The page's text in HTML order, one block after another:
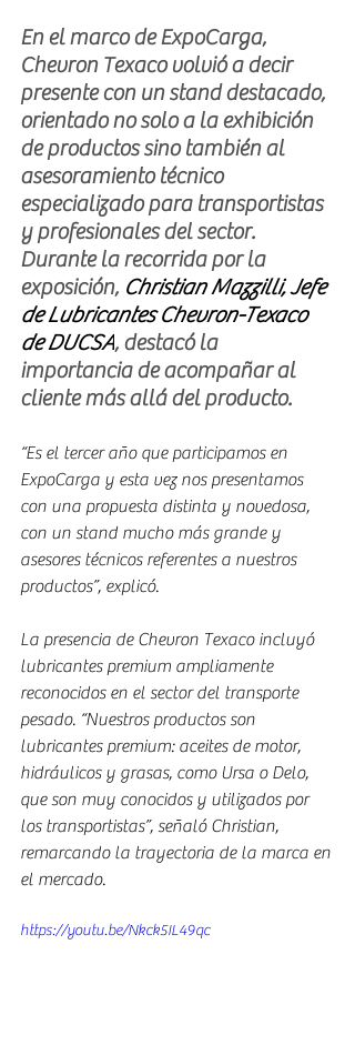
En el marco de ExpoCarga,
Chevron Texaco volvió a decir
presente con un stand destacado,
orientado no solo a la exhibición
de productos sino también al
asesoramiento técnico
especializado para transportistas
y profesionales del sector.
Durante la recorrida por la
exposición, Christian Mazzilli, Jefe
de Lubricantes Chevron-Texaco
de DUCSA, destacó la
importancia de acompañar al
cliente más allá del producto.
“Es el tercer año que participamos en
ExpoCarga y esta vez nos presentamos
con una propuesta distinta y novedosa,
con un stand mucho más grande y
asesores técnicos referentes a nuestros
productos”, explicó.
La presencia de Chevron Texaco incluyó
lubricantes premium ampliamente
reconocidos en el sector del transporte
pesado. “Nuestros productos son
lubricantes premium: aceites de motor,
hidráulicos y grasas, como Ursa o Delo,
que son muy conocidos y utilizados por
los transportistas”, señaló Christian,
remarcando la trayectoria de la marca en
el mercado.
https://youtu.be/Nkck5IL49qc